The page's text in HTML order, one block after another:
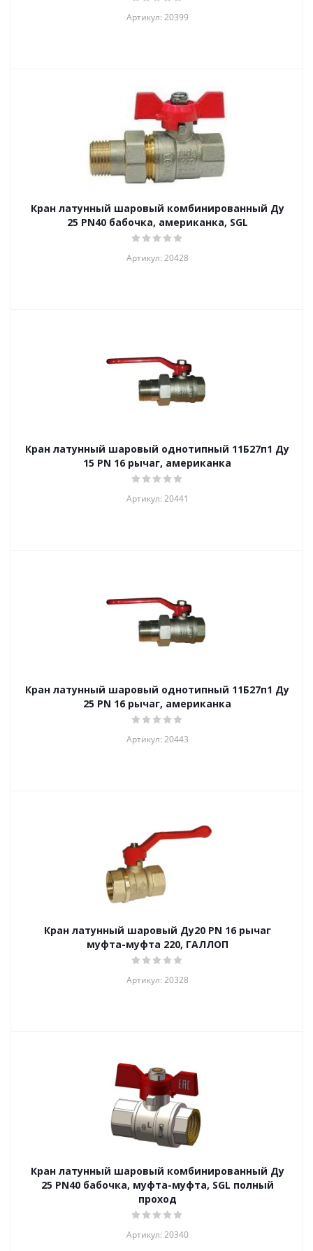
Артикул: 20399
Кран латунный шаровый комбинированный Ду
25 PN40 бабочка, американка, SGL
Артикул: 20428
Кран латунный шаровый однотипный 11Б27п1 Ду
15 PN 16 рычаг, американка
Артикул: 20441
Кран латунный шаровый однотипный 11Б27п1 Ду
25 PN 16 рычаг, американка
Артикул: 20443
Кран латунный шаровый Ду20 PN 16 рычаг
муфта-муфта 220, ГАЛЛОП
Артикул: 20328
Кран латунный шаровый комбинированный Ду
25 PN40 бабочка, муфта-муфта, SGL полный
проход
Артикул: 20340